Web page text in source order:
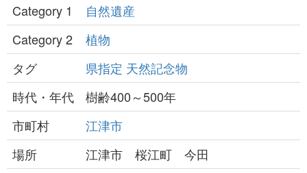
Category 1
自然遺産
Category 2
植物
タグ
県指定 天然記念物
時代・年代
樹齢400～500年
市町村
江津市
場所
江津市 桜江町 今田